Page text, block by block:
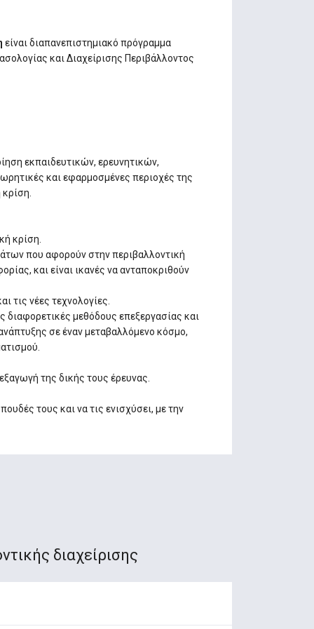
είναι διαπανεπιστημιακό πρόγραμμα
και Διαχείρισης Περιβάλλοντος
εκπαιδευτικών, ερευνητικών,
και εφαρμοσμένες περιοχές της
κρίση.
που αφορούν στην περιβαλλοντική
και είναι ικανές να ανταποκριθούν
τις νέες τεχνολογίες.
διαφορετικές μεθόδους επεξεργασίας και
σε έναν μεταβαλλόμενο κόσμο,
της δικής τους έρευνας.
τους και να τις ενισχύσει, με την
διαχείρισης